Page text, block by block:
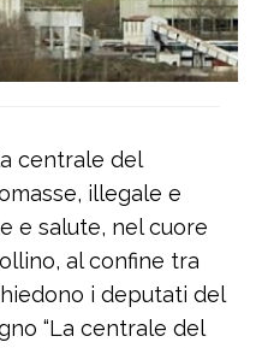
centrale del
illegale e
e salute, nel cuore
al confine tra
i deputati del
“La centrale del